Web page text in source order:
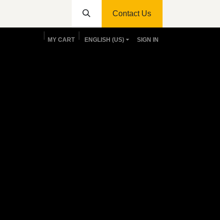
Contact Us
MY CART ENGLISH (US) SIGN IN